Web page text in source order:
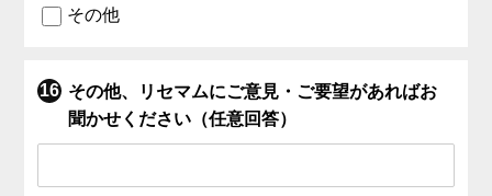
その他
その他、リセマムにご意見・ご要望があればお
聞かせください（任意回答）